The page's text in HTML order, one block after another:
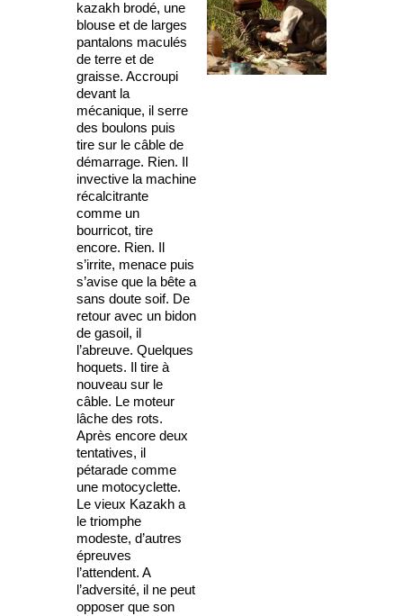
kazakh brodé, une
blouse et de larges
pantalons maculés
de terre et de
graisse. Accroupi
devant la
mécanique, il serre
des boulons puis
tire sur le câble de
démarrage. Rien. Il
invective la machine
récalcitrante
comme un
bourricot, tire
encore. Rien. Il
s’irrite, menace puis
s’avise que la bête a
sans doute soif. De
retour avec un bidon
de gasoil, il
l’abreuve. Quelques
hoquets. Il tire à
nouveau sur le
câble. Le moteur
lâche des rots.
Après encore deux
tentatives, il
pétarade comme
une motocyclette.
Le vieux Kazakh a
le triomphe
modeste, d’autres
épreuves
l’attendent. A
l’adversité, il ne peut
opposer que son